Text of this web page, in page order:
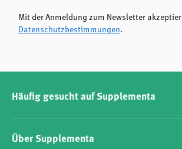
Mit der Anmeldung zum Newsletter
Datenschutzbestimmungen.
Häufig gesucht auf Supplementa
Über Supplementa